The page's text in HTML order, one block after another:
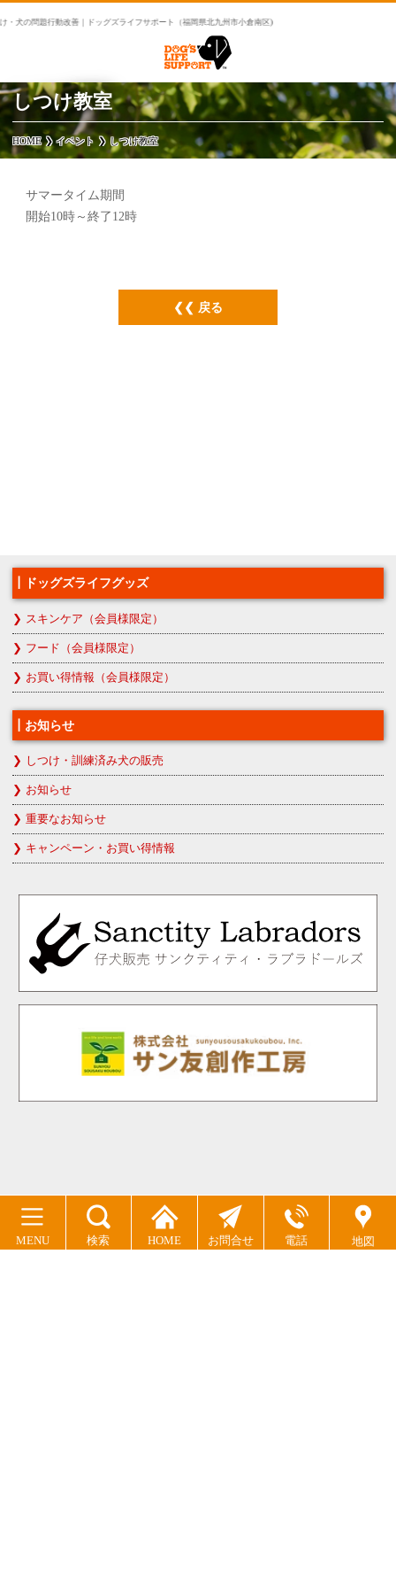
・犬の問題行動改善｜ドッグズライフサポート（福岡県北九州市小倉南区)
MENU 検索 HOME お問合せ 電話 地図
しつけ教室
HOME イベント しつけ教室
サマータイム期間
開始10時～終了12時
戻る
ドッグズライフグッズ
スキンケア（会員様限定）
フード（会員様限定）
お買い得情報（会員様限定）
お知らせ
しつけ・訓練済み犬の販売
お知らせ
重要なお知らせ
キャンペーン・お買い得情報